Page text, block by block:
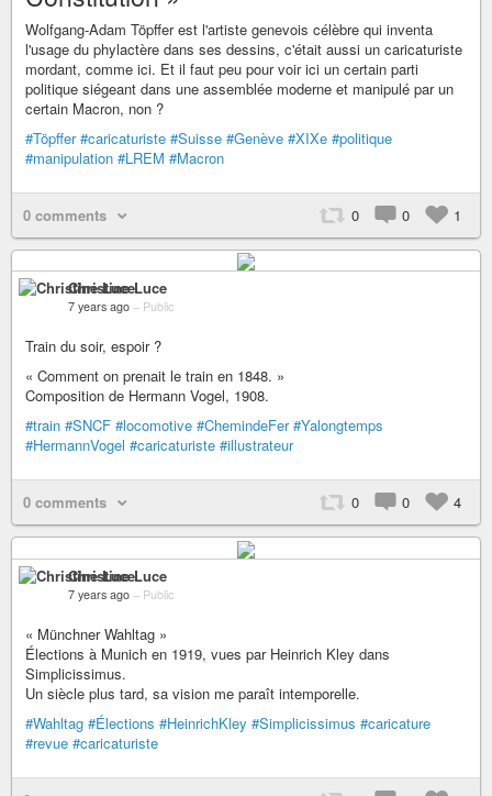
Wolfgang-Adam Töpffer est l'artiste genevois célèbre qui inventa
l'usage du phylactère dans ses dessins, c'était aussi un caricaturiste
mordant, comme ici. Et il faut peu pour voir ici un certain parti
politique siégeant dans une assemblée moderne et manipulé par un
certain Macron, non ?
#Töpffer #caricaturiste #Suisse #Genève #XIXe #politique
#manipulation #LREM #Macron
0 comments 0 0 1
Christine Luce
7 years ago – Public
Train du soir, espoir ?
« Comment on prenait le train en 1848. »
Composition de Hermann Vogel, 1908.
#train #SNCF #locomotive #ChemindeFer #Yalongtemps
#HermannVogel #caricaturiste #illustrateur
0 comments 0 0 4
Christine Luce
7 years ago – Public
« Münchner Wahltag »
Élections à Munich en 1919, vues par Heinrich Kley dans
Simplicissimus.
Un siècle plus tard, sa vision me paraît intemporelle.
#Wahltag #Élections #HeinrichKley #Simplicissimus #caricature
#revue #caricaturiste